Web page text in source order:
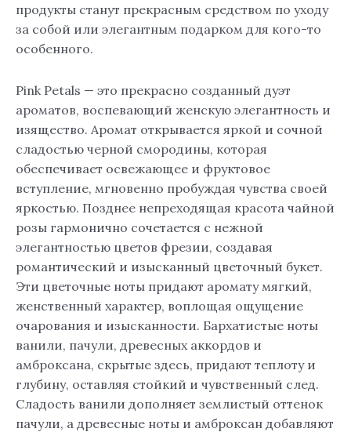
продукты станут прекрасным средством по уходу
за собой или элегантным подарком для кого-то
особенного.
Pink Petals — это прекрасно созданный дуэт
ароматов, воспевающий женскую элегантность и
изящество. Аромат открывается яркой и сочной
сладостью черной смородины, которая
обеспечивает освежающее и фруктовое
вступление, мгновенно пробуждая чувства своей
яркостью. Позднее непреходящая красота чайной
розы гармонично сочетается с нежной
элегантностью цветов фрезии, создавая
романтический и изысканный цветочный букет.
Эти цветочные ноты придают аромату мягкий,
женственный характер, воплощая ощущение
очарования и изысканности. Бархатистые ноты
ванили, пачули, древесных аккордов и
амброксана, скрытые здесь, придают теплоту и
глубину, оставляя стойкий и чувственный след.
Сладость ванили дополняет землистый оттенок
пачули, а древесные ноты и амброксан добавляют